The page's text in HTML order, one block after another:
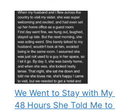
We Went to Stay with
48 Hours She Told Me